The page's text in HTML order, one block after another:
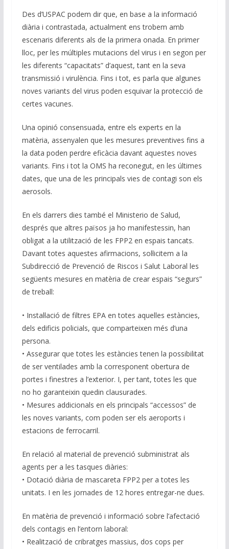
n o
k
p
p
m n
k
Des d’USPAC podem dir que, en base a la informació
diària i contrastada, actualment ens trobem amb
escenaris diferents als de la primera onada. En primer
lloc, per les múltiples mutacions del virus i en segon per
les diferents “capacitats” d’aquest, tant en la seva
transmissió i virulència. Fins i tot, es parla que algunes
noves variants del virus poden esquivar la protecció de
certes vacunes.
Una opinió consensuada, entre els experts en la
matèria, assenyalen que les mesures preventives fins a
la data poden perdre eficàcia davant aquestes noves
variants. Fins i tot la OMS ha reconegut, en les últimes
dates, que una de les principals vies de contagi son els
aerosols.
En els darrers dies també el Ministerio de Salud,
després que altres països ja ho manifestessin, han
obligat a la utilització de les FPP2 en espais tancats.
Davant totes aquestes afirmacions, sol·licitem a la
Subdirecció de Prevenció de Riscos i Salut Laboral les
següents mesures en matèria de crear espais “segurs”
de treball:
• Instal·lació de filtres EPA en totes aquelles estàncies,
dels edificis policials, que comparteixen més d’una
persona.
• Assegurar que totes les estàncies tenen la possibilitat
de ser ventilades amb la corresponent obertura de
portes i finestres a l’exterior. I, per tant, totes les que
no ho garanteixin quedin clausurades.
• Mesures addicionals en els principals “accessos” de
les noves variants, com poden ser els aeroports i
estacions de ferrocarril.
En relació al material de prevenció subministrat als
agents per a les tasques diàries:
• Dotació diària de mascareta FPP2 per a totes les
unitats. I en les jornades de 12 hores entregar-ne dues.
En matèria de prevenció i informació sobre l’afectació
dels contagis en l’entorn laboral:
• Realització de cribratges massius, dos cops per